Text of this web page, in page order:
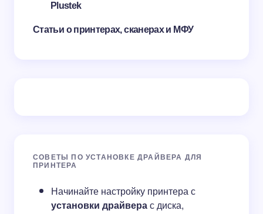
Plustek
Статьи о принтерах, сканерах и МФУ
СОВЕТЫ ПО УСТАНОВКЕ ДРАЙВЕРА ДЛЯ
ПРИНТЕРА
Начинайте настройку принтера с
установки драйверас диска,